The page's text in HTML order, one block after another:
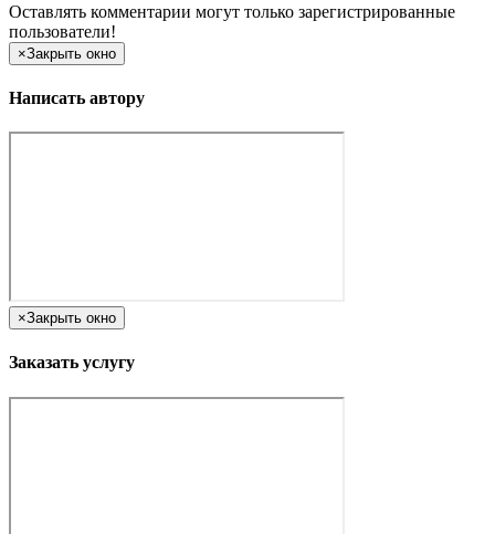
Оставлять комментарии могут только зарегистрированные
пользователи!
×Закрыть окно
Написать автору
×Закрыть окно
Заказать услугу